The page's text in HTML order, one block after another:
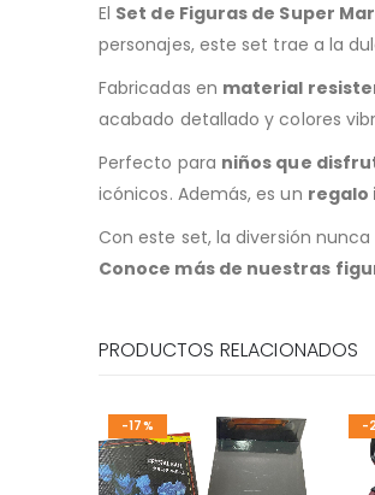
El Set de Figuras de Super
personajes, este set trae a la
Fabricadas en material
acabado detallado y colores
Perfecto para niños que
icónicos. Además, es un regalo
Con este set, la diversión
Conoce más de nuestras
PRODUCTOS RELACIONADOS
-17% -